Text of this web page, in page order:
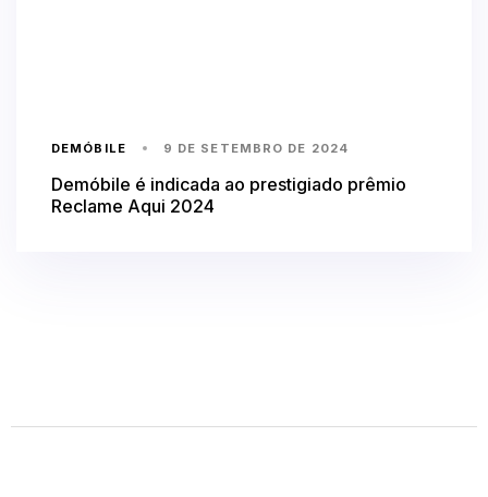
DEMÓBILE 9 DE SETEMBRO DE 2024
Demóbile é indicada ao prestigiado prêmio
Reclame Aqui 2024